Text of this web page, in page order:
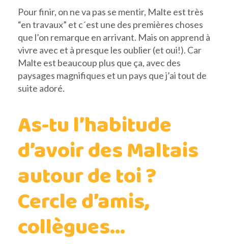
Pour finir, on ne va pas se mentir, Malte est très
“en travaux” et c´est une des premières choses
que l’on remarque en arrivant. Mais on apprend à
vivre avec et à presque les oublier (et oui!). Car
Malte est beaucoup plus que ça, avec des
paysages magnifiques et un pays que j’ai tout de
suite adoré.
As-tu l’habitude
d’avoir des Maltais
autour de toi ?
Cercle d’amis,
collègues…